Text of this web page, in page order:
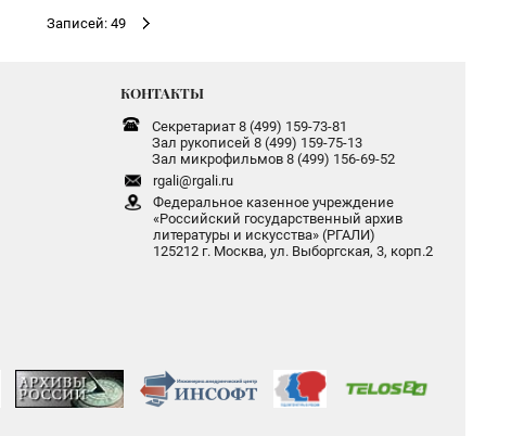
Записей: 49
КОНТАКТЫ
Секретариат 8 (499) 159-73-81
Зал рукописей 8 (499) 159-75-13
Зал микрофильмов 8 (499) 156-69-52
rgali@rgali.ru
Федеральное казенное учреждение
«Российский государственный архив
литературы и искусства» (РГАЛИ)
125212 г. Москва, ул. Выборгская, 3, корп.2